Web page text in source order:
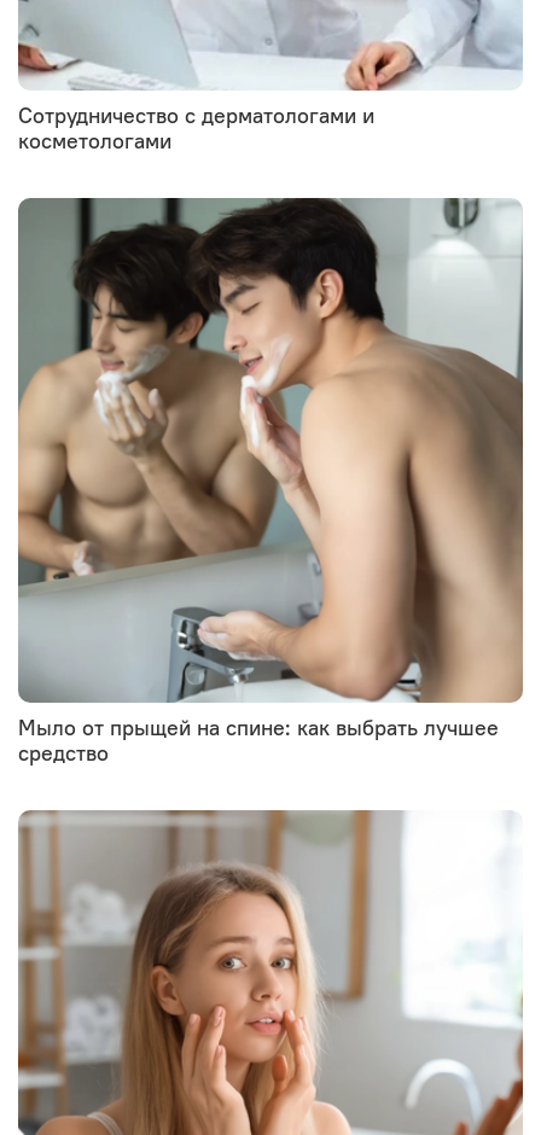
Сотрудничество с дерматологами и
косметологами
Мыло от прыщей на спине: как выбрать лучшее
средство